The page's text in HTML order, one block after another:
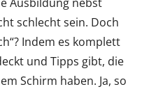
schlecht sein. Doch
Indem es komplett
und Tipps gibt, die
Schirm haben. Ja, so